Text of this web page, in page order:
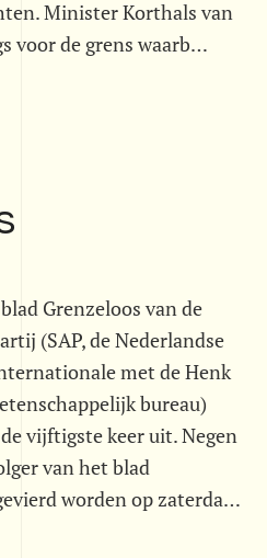
Minister Korthals van
voor de grens waarb…
Grenzeloos van de
(SAP, de Nederlandse
met de Henk
bureau)
vijftigste keer uit. Negen
van het blad
worden op zaterda…